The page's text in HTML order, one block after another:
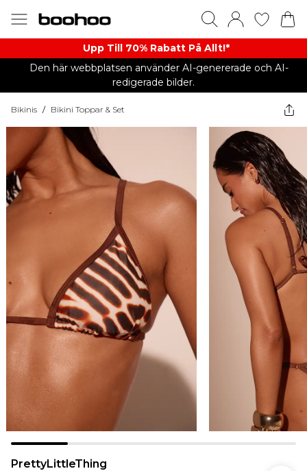
Upp Till 70% Rabatt På Allt!*
Den här webbplatsen använder AI-genererade och AI-
redigerade bilder.
Bikinis / Bikini Toppar & Set
PrettyLittleThing